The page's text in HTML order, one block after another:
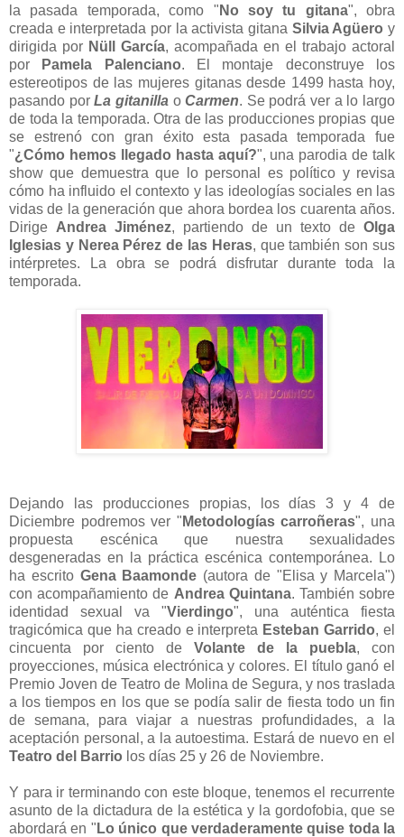
la pasada temporada, como " No soy tu gitana", obra
creada e interpretada por la activista gitana Silvia Agüero y
dirigida por Nüll García, acompañada en el trabajo actoral
por
Pamela Palenciano. El montaje deconstruye los
estereotipos de las mujeres gitanas desde 1499 hasta hoy,
pasando porLa gitanilla oCarmen. Se podrá ver a lo largo
de toda la temporada. Otra de las producciones propias que
se estrenó con gran éxito esta pasada temporada fue
"¿Cómo hemos llegado hasta aquí?", una parodia de talk
show que demuestra que lo personal es político y revisa
cómo ha influido el contexto y las ideologías sociales en las
vidas de la generación que ahora bordea los cuarenta años.
Dirige Andrea Jiménez, partiendo de un texto de Olga
Iglesias y Nerea Pérez de las Heras, que también son sus
intérpretes. La obra se podrá disfrutar durante toda la
temporada.
Dejando las producciones propias, los días 3 y 4 de
Diciembre podremos ver " Metodologías carroñeras", una
propuesta escénica que nuestra sexualidades
desgeneradas en la práctica escénica contemporánea. Lo
ha escrito Gena Baamonde (autora de "Elisa y Marcela")
con acompañamiento de Andrea Quintana. También sobre
identidad sexual va "Vierdingo", una auténtica fiesta
tragicómica que ha creado e interpreta Esteban Garrido, el
cincuenta por ciento de Volante de la puebla, con
proyecciones, música electrónica y colores. El título ganó el
Premio Joven de Teatro de Molina de Segura, y nos traslada
a los tiempos en los que se podía salir de fiesta todo un fin
de semana, para viajar a nuestras profundidades, a la
aceptación personal, a la autoestima. Estará de nuevo en el
Teatro del Barrio los días 25 y 26 de Noviembre.
Y para ir terminando con este bloque, tenemos el recurrente
asunto de la dictadura de la estética y la gordofobia, que se
abordará en " Lo único que verdaderamente quise toda la